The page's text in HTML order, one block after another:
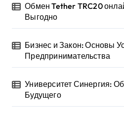
Обмен Tether TRC20
Выгодно
Бизнес и Закон: Основы
Предпринимательства
Университет Синергия:
Будущего